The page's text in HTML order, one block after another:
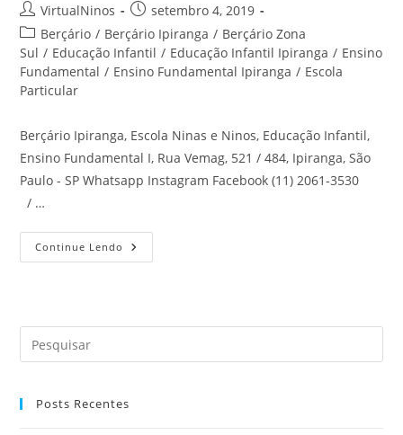
Autor
do
post:
VirtualNinos
Post
publicado:
setembro 4, 2019
Categoria
do
post:
Berçário / Berçário Ipiranga / Berçário Zona
Sul / Educação Infantil / Educação Infantil Ipiranga / Ensino
Fundamental / Ensino Fundamental Ipiranga / Escola
Particular
Berçário Ipiranga, Escola Ninas e Ninos, Educação Infantil,
Ensino Fundamental I, Rua Vemag, 521 / 484, Ipiranga, São
Paulo - SP Whatsapp Instagram Facebook (11) 2061-3530
/ …
Continue Lendo Berçário
Ipiranga
a
Posts Recentes